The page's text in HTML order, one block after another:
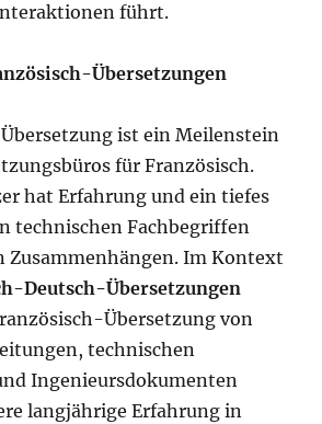
führt.
Übersetzungen
ist ein Meilenstein
für Französisch.
hat Erfahrung und ein tiefes
technischen Fachbegriffen
Zusammenhängen. Im Kontext
Deutsch-Übersetzungen
Übersetzung von
technischen
Ingenieursdokumenten
langjährige Erfahrung in